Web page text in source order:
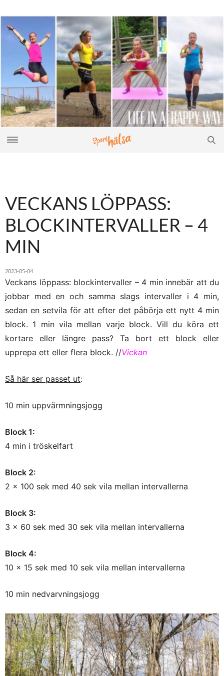
VECKANS LÖPPASS:
BLOCKINTERVALLER – 4
MIN
2023-05-04
Veckans löppass: blockintervaller – 4 min innebär att du
jobbar med en och samma slags intervaller i 4 min,
sedan en setvila för att efter det påbörja ett nytt 4 min
block. 1 min vila mellan varje block. Vill du köra ett
kortare eller längre pass? Ta bort ett block eller
upprepa ett eller flera block. //Vickan
Så här ser passet ut:
10 min uppvärmningsjogg
Block 1:
4 min i tröskelfart
Block 2:
2 x 100 sek med 40 sek vila mellan intervallerna
Block 3:
3 x 60 sek med 30 sek vila mellan intervallerna
Block 4:
10 x 15 sek med 10 sek vila mellan intervallerna
10 min nedvarvningsjogg